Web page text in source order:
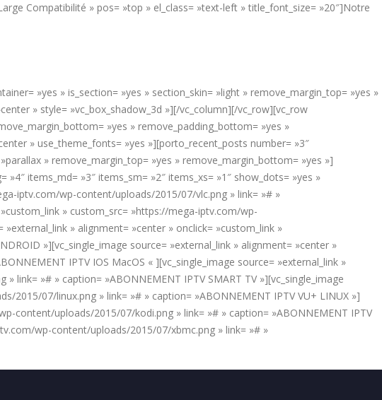
Compatibilité » pos= »top » el_class= »text-left » title_font_size= »20″]Notre
»yes » is_section= »yes » section_skin= »light » remove_margin_top= »yes »
» style= »vc_box_shadow_3d »][/vc_column][/vc_row][vc_row
»yes » remove_padding_bottom= »yes »
» use_theme_fonts= »yes »][porto_recent_posts number= »3″
» remove_margin_top= »yes » remove_margin_bottom= »yes »]
items_md= »3″ items_sm= »2″ items_xs= »1″ show_dots= »yes »
iptv.com/wp-content/uploads/2015/07/vlc.png » link= »# »
» custom_src= »https://mega-iptv.com/wp-
» alignment= »center » onclick= »custom_link »
»][vc_single_image source= »external_link » alignment= »center »
IPTV IOS MacOS « ][vc_single_image source= »external_link »
»# » caption= »ABONNEMENT IPTV SMART TV »][vc_single_image
07/linux.png » link= »# » caption= »ABONNEMENT IPTV VU+ LINUX »]
content/uploads/2015/07/kodi.png » link= »# » caption= »ABONNEMENT IPTV
wp-content/uploads/2015/07/xbmc.png » link= »# »